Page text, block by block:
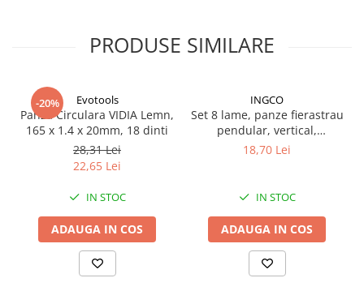
Lumini de Zi, DRL
Proiectoare suplimentare, Camion,
Off Road
Proiectoare Full LED
Proiectoare Halogen plus LED
Dispozitive Avertizare
Accesorii Goarne Pneumatice
Autocolante reflectorizante si
fluorescente
Avertizare sonora
PRODUSE SIMILARE
-20% Evotools
Panza Circulara VIDIA Lemn,
165 x 1.4 x 20mm, 18 dinti
28,31 Lei
22,65 Lei
IN STOC
ADAUGA IN COS
INGCO
Set 8 lame, panze fierastrau
pendular, vertical,
aluminiu, lemn, metal
18,70 Lei
IN STOC
ADAUGA IN COS